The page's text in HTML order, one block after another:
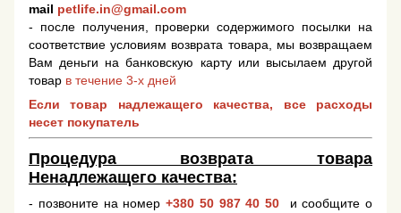
mail petlife.in@gmail.com
- после получения, проверки содержимого посылки на
соответствие условиям возврата товара, мы возвращаем
Вам деньги на банковскую карту или высылаем другой
товар в течение 3-х дней
Если товар надлежащего качества, все расходы
несет покупатель
Процедура возврата товара
Ненадлежащего качества:
- позвоните на номер +380 50 987 40 50
и сообщите о